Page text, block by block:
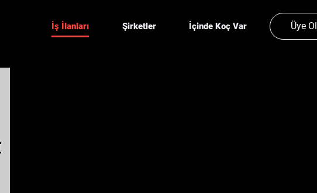
İş İlanları Şirketler İçinde Koç Var Üye Ol